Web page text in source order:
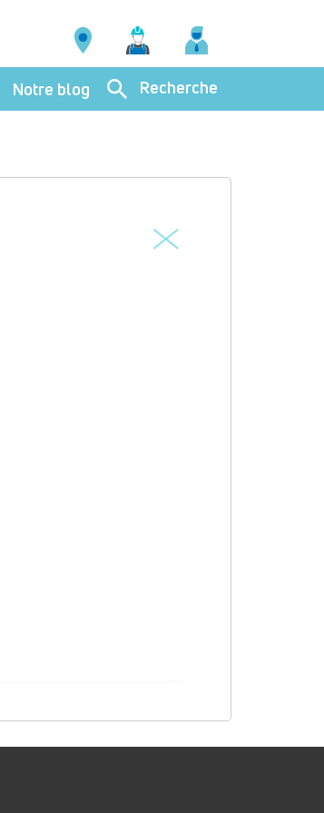
Notre blog Recherche